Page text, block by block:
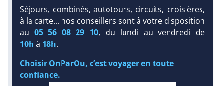
DEMANDE
D’INFORMATIONS
RÉSERVATION
29 °C
121 mm
28 °C
Infos plages :
Dist. Distance :
1 km
Long.Longueur:
600 m
Équipement :
25
Tx:4 % Tx :9 %
Séjours, combinés, autotours, circuits, croisières,
à la carte... nos conseillers sont à votre disposition
au 05 56 08 29 10, du lundi au vendredi de
10h à 18h.
Choisir OnParOu, c’est voyager en toute
confiance.